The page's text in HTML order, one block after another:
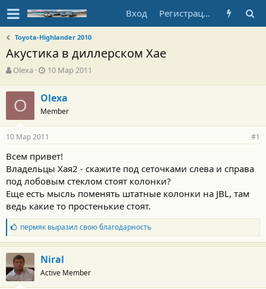
Вход Регистрация
Toyota-Highlander 2010
Акустика в диллерском Хае
А
т
о
р
т
е
м
ы
Olexa
Д
а
н
ч
а
л
а
10 Мар 2011
O Olexa
Member
10 Мар 2011 #1
Всем привет!
Владельцы Хая2 - скажите под сеточками слева и справа
под лобовым стеклом стоят колонки?
Еще есть мысль поменять штатные колонки на JBL, там
ведь какие то простенькие стоят.
Б
л
а
г
о
д
а
пермяквыразил свою благодарность
Niral
Active Member